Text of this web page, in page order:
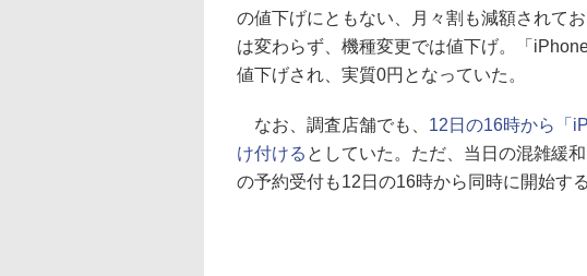
の値下げにともない、月々割も減額されて
は変わらず、機種変更では値下げ。「
値下げされ、実質0円となっていた。
なお、調査店舗でも、 12日の16時から「
け付ける としていた。ただ、当日の混雑緩
の予約受付も12日の16時から同時に開始す